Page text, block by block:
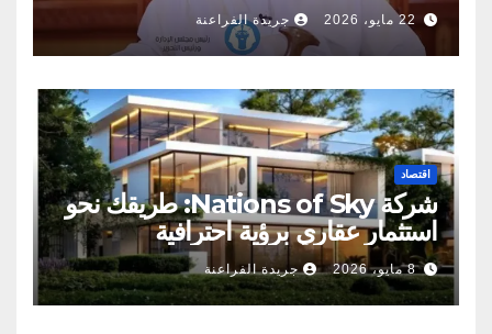
22 مايو، 2026 جريدة الفراعنة
اقتصاد
شركة Nations of Sky: طريقك نحو
استثمار عقاري برؤية احترافية
8 مايو، 2026 جريدة الفراعنة